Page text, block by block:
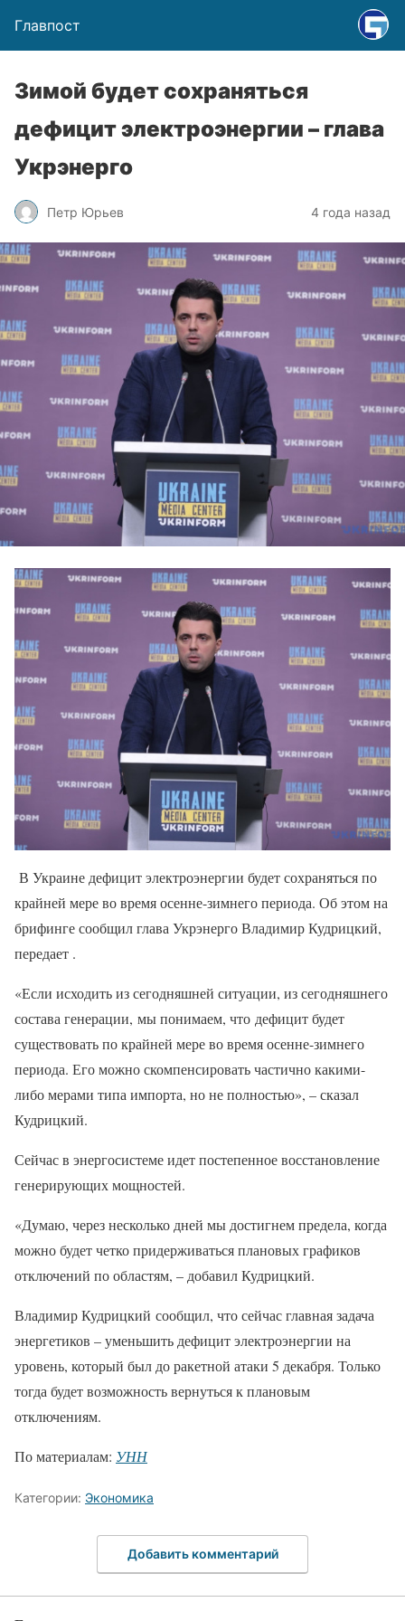
Главпост
Зимой будет сохраняться
дефицит электроэнергии – глава
Укрэнерго
Петр Юрьев 4 года назад
В Украине дефицит электроэнергии будет сохраняться по
крайней мере во время осенне-зимнего периода. Об этом на
брифинге сообщил глава Укрэнерго Владимир Кудрицкий,
передает .
«Если исходить из сегодняшней ситуации, из сегодняшнего
состава генерации, мы понимаем, что дефицит будет
существовать по крайней мере во время осенне-зимнего
периода. Его можно скомпенсировать частично какими-
либо мерами типа импорта, но не полностью», – сказал
Кудрицкий.
Сейчас в энергосистеме идет постепенное восстановление
генерирующих мощностей.
«Думаю, через несколько дней мы достигнем предела, когда
можно будет четко придерживаться плановых графиков
отключений по областям, – добавил Кудрицкий.
Владимир Кудрицкий сообщил, что сейчас главная задача
энергетиков – уменьшить дефицит электроэнергии на
уровень, который был до ракетной атаки 5 декабря. Только
тогда будет возможность вернуться к плановым
отключениям.
По материалам: УНН
Категории: Экономика
Добавить комментарий